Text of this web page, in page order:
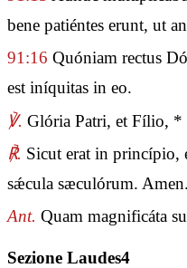
bene patiéntes erunt, ut
91:16 Quóniam rectus
est iníquitas in eo.
℣. Glória Patri, et Fílio, *
℟. Sicut erat in princípio,
sǽcula sæculórum. Amen.
Ant. Quam magnificáta
Sezione Laudes4